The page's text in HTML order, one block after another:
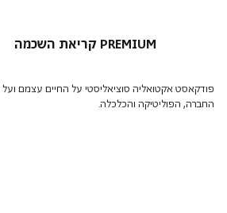
קריאת השכמה PREMIUM
פודקאסט אקטואליה סוציאליסטי על החיים עצמם ועל
החברה, הפוליטיקה והכלכלה.